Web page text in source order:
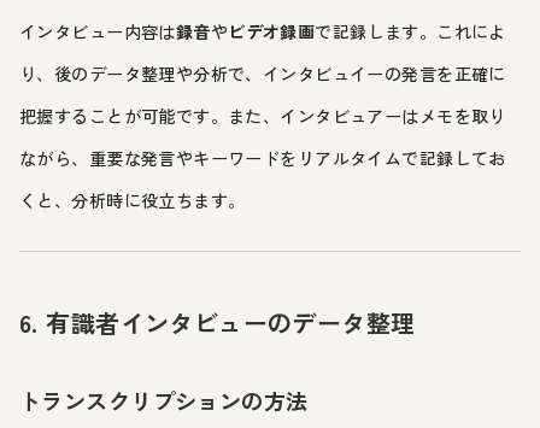
インタビュー内容は録音や ビデオ録画で記録します。これによ
り、後のデータ整理や分析で、インタビュイーの発言を正確に
把握することが可能です。また、インタビュアーはメモを取り
ながら、重要な発言やキーワードをリアルタイムで記録してお
くと、分析時に役立ちます。
6. 有識者インタビューのデータ整理
トランスクリプションの方法